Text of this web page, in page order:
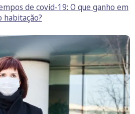
de covid-19: O que ganho em